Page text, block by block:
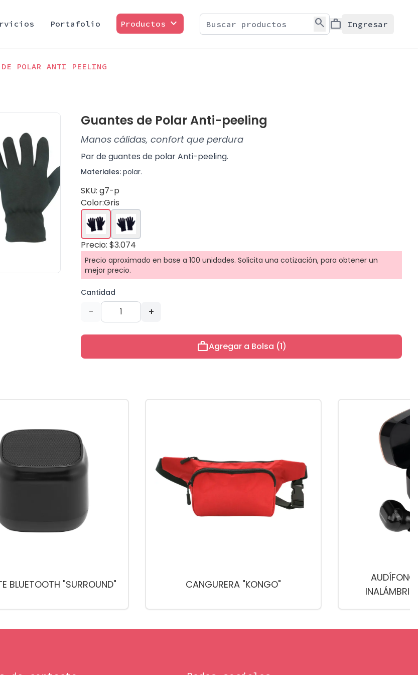
Portafolio Productos expand_more search work Ingresar
DE POLAR ANTI PEELING
Guantes de Polar Anti-peeling
Manos cálidas, confort que perdura
Par de guantes de polar Anti-peeling.
Materiales: polar.
SKU: g7-p
Color:Gris
Precio: $3.074
Precio aproximado en base a 100 unidades. Solicita una cotización, para obtener un
mejor precio.
Cantidad
- +
workAgregar a Bolsa (1)
BLUETOOTH "SURROUND" CANGURERA "KONGO"